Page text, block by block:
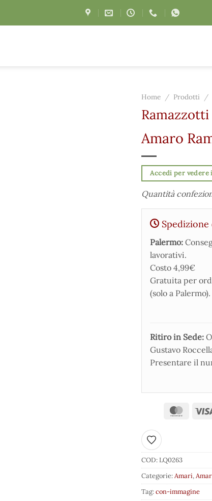
Home / Prodotti /
Ramazzotti
Amaro
Accedi per vedere
Quantità
Palermo:
lavorativi.
Costo 4,99€
Gratuita per
(solo a Palermo).
Ritiro in Sede:
Gustavo
Presentare il
Aggiungi ai preferiti
COD:LQ0263
Categorie:Amari,
Tag:con-immagine